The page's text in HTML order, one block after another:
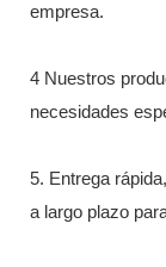
empresa.
4 Nuestros
necesidades
5. Entrega
a largo plazo